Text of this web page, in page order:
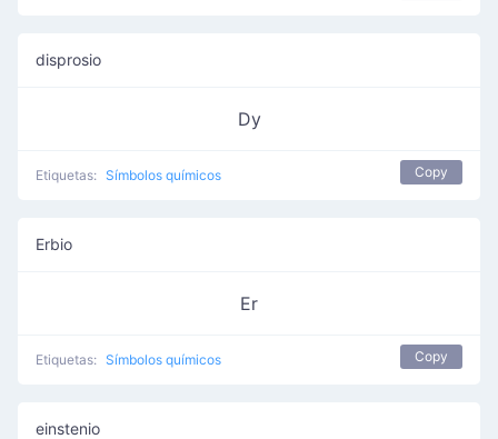
disprosio
Dy
Etiquetas: Símbolos químicos Copy
Erbio
Er
Etiquetas: Símbolos químicos Copy
einstenio